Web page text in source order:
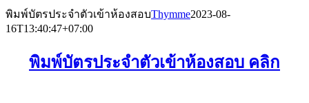
Skip
to
content
พิมพ์บัตรประจำตัวเข้าห้องสอบThymme2023-08-
16T13:40:47+07:00
พิมพ์บัตรประจำตัวเข้าห้องสอบ คลิก